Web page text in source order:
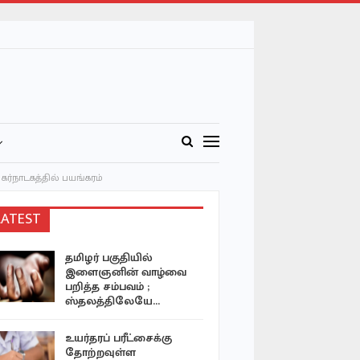
பயங்கரம்
தமிழர் பகுதியில்
இளைஞனின் வாழ்வை
பறித்த சம்பவம் ;
ஸ்தலத்திலேயே…
உயர்தரப் பரீட்சைக்கு
தோற்றவுள்ள